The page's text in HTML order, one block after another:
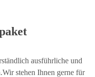
ausführliche und
stehen Ihnen gerne für